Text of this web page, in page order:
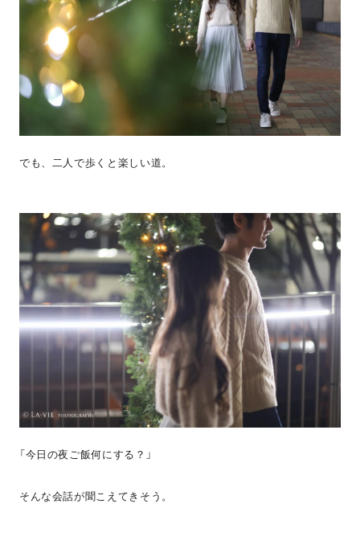
でも、二人で歩くと楽しい道。
「今日の夜ご飯何にする？」
そんな会話が聞こえてきそう。